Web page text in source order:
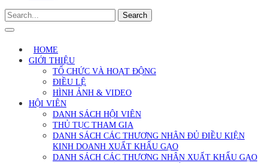
Search
HOME
GIỚI THIỆU
TỔ CHỨC VÀ HOẠT ĐỘNG
ĐIỀU LỆ
HÌNH ẢNH & VIDEO
HỘI VIÊN
DANH SÁCH HỘI VIÊN
THỦ TỤC THAM GIA
DANH SÁCH CÁC THƯƠNG NHÂN ĐỦ ĐIỀU KIỆN
KINH DOANH XUẤT KHẨU GẠO
DANH SÁCH CÁC THƯƠNG NHÂN XUẤT KHẨU GẠO